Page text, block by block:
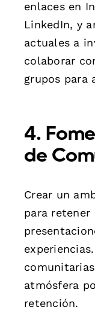
enlaces en
LinkedIn, y
actuales a
colaborar
grupos para
4.
de
Crear un
para retener
atmósfera
retención.